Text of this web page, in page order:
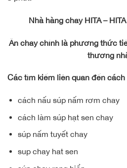
Nhà hàng chay HITA –
Ăn chay chính là phương thức
thương
Các tìm kiếm liên quan đến cách
cách nấu súp nấm rơm chay
cách làm súp hạt sen chay
súp nấm tuyết chay
sup chay hat sen